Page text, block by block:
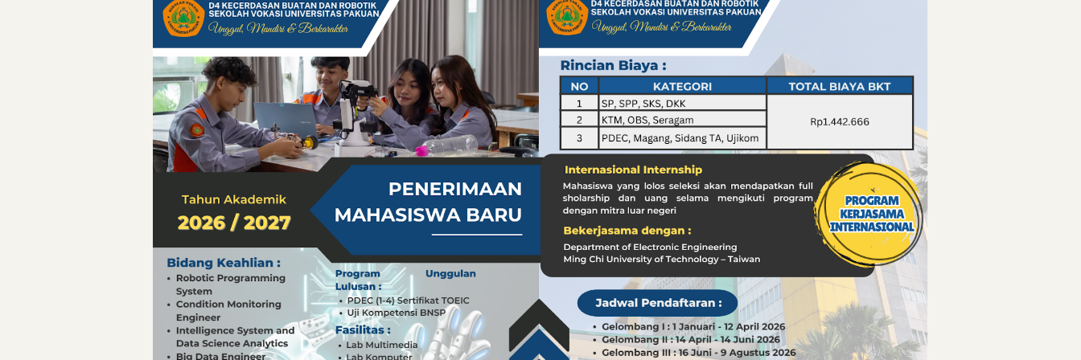
Pelajaran Berharga dari Kasus dr. Tifa dan Roy Suryo
Erling Haaland: Koleksi Tas Mewah yang Menginspirasi
Menteri PAN-RB: Peran ASN dalam Penyampaian Informasi yang Akurat
Menteri PAN-RB: Pilar Penyampaian Informasi yang Akurat untuk Masyarakat
Inovasi Teknologi di Timur Tengah: Membuka Peluang Baru
Detik-Detik yang Mengubah Dunia Teknologi
Hari Pelaut Sedunia: Menghargai Peran Pelaut di Balik Kemakmuran Bangsa
Gempa Dashyat di Venezuela: Kondisi WNI dan Dampak Global
Hari Pelaut Sedunia: Menghargai Peran Penting Pelaut dalam Perekonomian Global